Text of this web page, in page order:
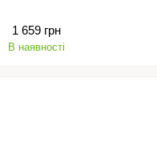
1 659 грн
В наявності